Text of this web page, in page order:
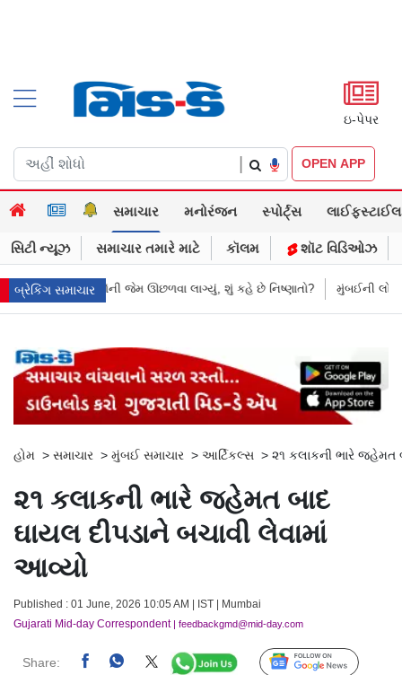
ઇ-પેપર
OPEN APP
સમાચાર મનોરંજન સ્પોર્ટ્સ લાઈફસ્ટાઈલ
સિટી ન્યૂઝ સમાચાર તમારે માટે કૉલમ શૉટ વિડિઓઝ
બ્રેકિંગ સમાચાર
શું કહે છે નિષ્ણાતો? મુંબઈની લોકલમાં આ શું થઈ રહ્યું છે! ચાલુ ટ્રેનમાં મહિલા
હોમ > સમાચાર > મુંબઈ સમાચાર > આર્ટિકલ્સ > ૨૧ કલાકની ભારે જહેમત
૨૧ કલાકની ભારે જહેમત બાદ
ઘાયલ દીપડાને બચાવી લેવામાં
આવ્યો
Published : 01 June, 2026 10:05 AM | IST | Mumbai
Gujarati Mid-day Correspondent| feedbackgmd@mid-day.com
Share: Follow Us